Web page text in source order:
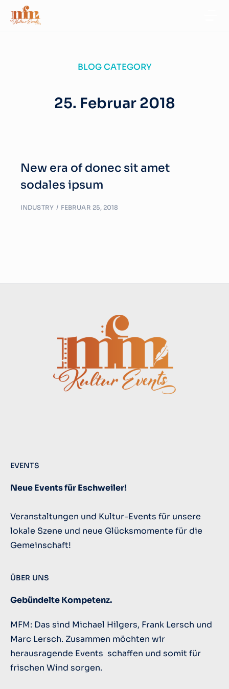
BLOG CATEGORY
25. Februar 2018
New era of donec sit amet
sodales ipsum
INDUSTRY FEBRUAR 25, 2018
EVENTS
Neue Events für Eschweiler!
Veranstaltungen und Kultur-Events für unsere
lokale Szene und neue Glücksmomente für die
Gemeinschaft!
ÜBER UNS
Gebündelte Kompetenz.
MFM: Das sind Michael Hilgers, Frank Lersch und
Marc Lersch. Zusammen möchten wir
herausragende Events schaffen und somit für
frischen Wind sorgen.